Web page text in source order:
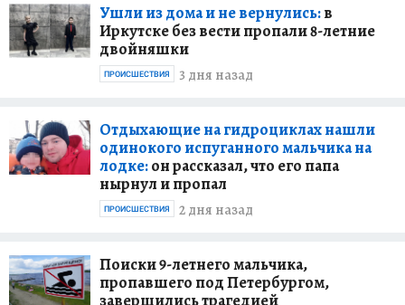
Ушли из дома и не вернулись:в
Иркутске без вести пропали 8-летние
двойняшки
3 дня назад
ПРОИСШЕСТВИЯ
Отдыхающие на гидроциклах нашли
одинокого испуганного мальчика на
лодке:он рассказал, что его папа
нырнул и пропал
2 дня назад
ПРОИСШЕСТВИЯ
Поиски 9-летнего мальчика,
пропавшего под Петербургом,
завершились трагедией